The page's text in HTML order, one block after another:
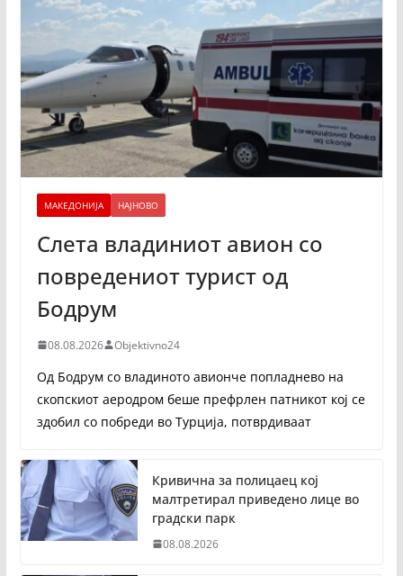
МАКЕДОНИЈА НАЈНОВО
Слета владиниот авион со
повредениот турист од
Бодрум
08.08.2026 Objektivno24
Од Бодрум со владиното авионче попладнево на
скопскиот аеродром беше префрлен патникот кој се
здобил со побреди во Турција, потврдиваат
Кривична за полицаец кој
малтретирал приведено лице во
градски парк
08.08.2026